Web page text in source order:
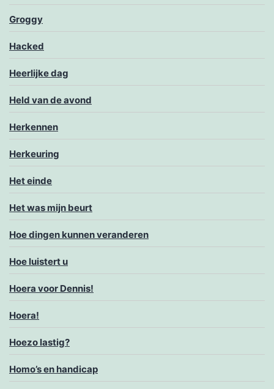
Groggy
Hacked
Heerlijke dag
Held van de avond
Herkennen
Herkeuring
Het einde
Het was mijn beurt
Hoe dingen kunnen veranderen
Hoe luistert u
Hoera voor Dennis!
Hoera!
Hoezo lastig?
Homo’s en handicap